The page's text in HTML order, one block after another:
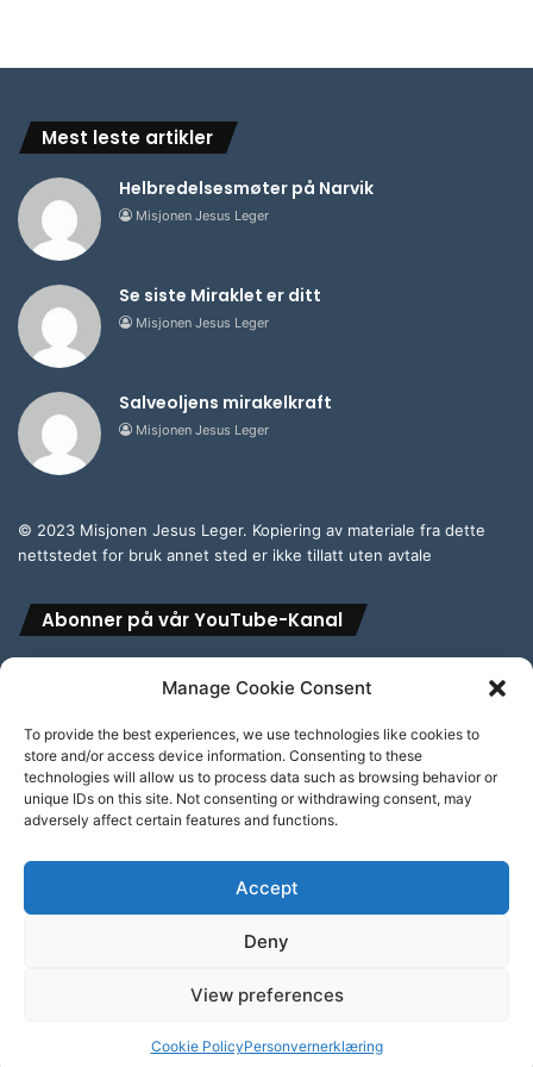
Manage Cookie Consent
To provide the best experiences, we use technologies like cookies to
store and/or access device information. Consenting to these
technologies will allow us to process data such as browsing behavior or
unique IDs on this site. Not consenting or withdrawing consent, may
adversely affect certain features and functions.
Accept
Deny
View preferences
Cookie PolicyPersonvernerklæring
Mest leste artikler
Helbredelsesmøter på Narvik
Misjonen Jesus Leger
Se siste Miraklet er ditt
Misjonen Jesus Leger
Salveoljens mirakelkraft
Misjonen Jesus Leger
© 2023 Misjonen Jesus Leger. Kopiering av materiale fra dette
nettstedet for bruk annet sted er ikke tillatt uten avtale
Abonner på vår YouTube-Kanal
Abonner på vår engelske YouTube-Kanal
Personvern & cookies: Dette nettstedet bruker informasjonskapsler
(cookies). Ved å fortsette å bruke dette nettstedet aksepterer du dette.